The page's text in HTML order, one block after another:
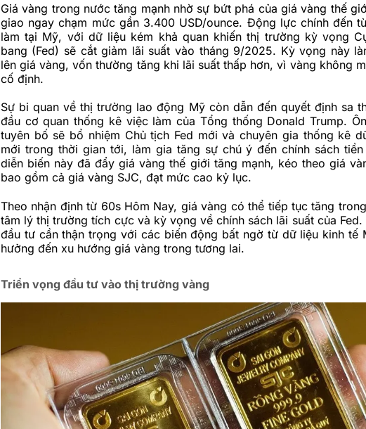
Giá vàng trong nước tăng mạnh nhờ sự bứt phá của giá vàng thế
giao ngay chạm mức gần 3.400 USD/ounce. Động lực chính đến
làm tại Mỹ, với dữ liệu kém khả quan khiến thị trường kỳ vọng
bang (Fed) sẽ cắt giảm lãi suất vào tháng 9/2025. Kỳ vọng này
lên giá vàng, vốn thường tăng khi lãi suất thấp hơn, vì vàng không
cố định.
Sự bi quan về thị trường lao động Mỹ còn dẫn đến quyết định sa
đầu cơ quan thống kê việc làm của Tổng thống Donald Trump.
tuyên bố sẽ bổ nhiệm Chủ tịch Fed mới và chuyên gia thống kê
mới trong thời gian tới, làm gia tăng sự chú ý đến chính sách
diễn biến này đã đẩy giá vàng thế giới tăng mạnh, kéo theo giá
bao gồm cả giá vàng SJC, đạt mức cao kỷ lục.
Theo nhận định từ 60s Hôm Nay, giá vàng có thể tiếp tục tăng
tâm lý thị trường tích cực và kỳ vọng về chính sách lãi suất của Fed.
đầu tư cần thận trọng với các biến động bất ngờ từ dữ liệu kinh tế
hưởng đến xu hướng giá vàng trong tương lai.
Triển vọng đầu tư vào thị trường vàng